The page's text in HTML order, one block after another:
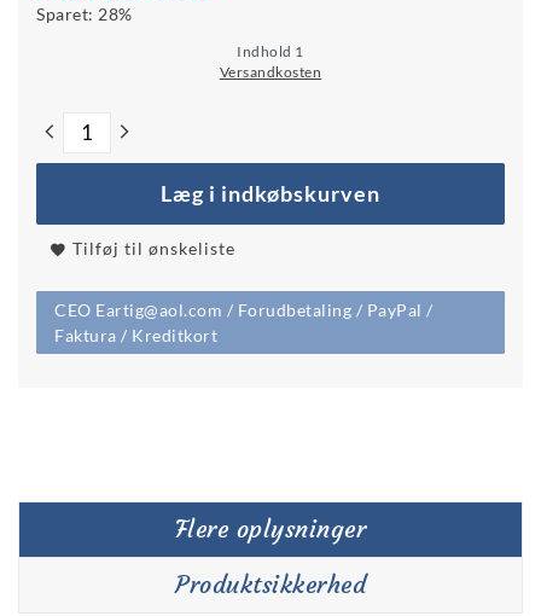
Sparet: 28%
Indhold 1
Versandkosten
Læg i indkøbskurven
Tilføj til ønskeliste
CEO Eartig@aol.com / Forudbetaling / PayPal /
Faktura / Kreditkort
Flere oplysninger
Produktsikkerhed